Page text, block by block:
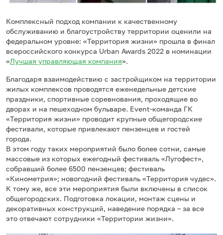
Комплексный подход компании к качественному
обслуживанию и благоустройству территории оценили на
федеральном уровне: «Территория жизни» прошла в финал
всероссийского конкурса Urban Awards 2022 в номинации
«Лучшая управляющая компания».
Благодаря взаимодействию с застройщиком на территории
жилых комплексов проводятся еженедельные детские
праздники, спортивные соревнования, проходящие во
дворах и на пешеходном бульваре. Event-команда ГК
«Территория жизни» проводит крупные общегородские
фестивали, которые привлекают пензенцев и гостей
города.
В этом году таких мероприятий было более сотни, самые
массовые из которых ежегодный фестиваль «Лугофест»,
собравший более 6500 пензенцев; фестиваль
«Кинометрия»; новогодний фестиваль «Территория чудес».
К тому же, все эти мероприятия были включены в список
общегородских. Подготовка локации, монтаж сцены и
декоративных конструкций, наведение порядка – за все
это отвечают сотрудники «Территории жизни».